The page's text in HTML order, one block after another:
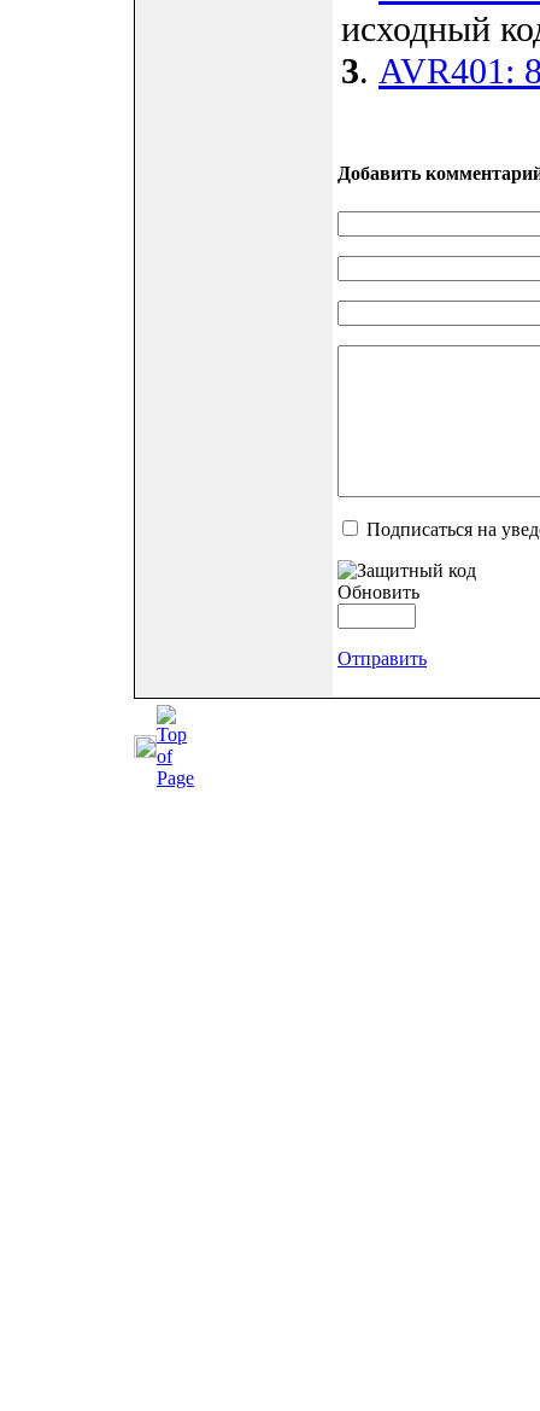
исходный
3. AVR401:
Добавить
Подписаться на
Обновить
Отправить